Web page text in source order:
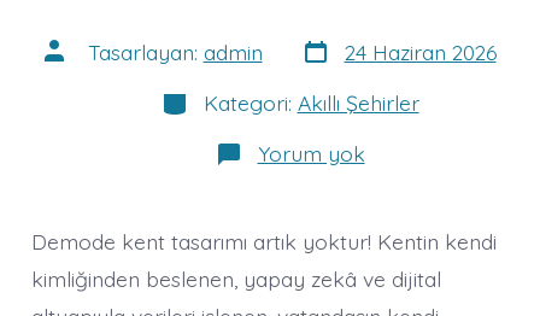
Yazının
yazarı
Tasarlayan: admin Yazı
tarihi
24 Haziran 2026
Kategoriler
Kategori: Akıllı Şehirler
Yorum yokHaute
Couture
Geleceğin
Şehir
Tasarımı
Demode kent tasarımı artık yoktur! Kentin kendi
kimliğinden beslenen, yapay zekâ ve dijital